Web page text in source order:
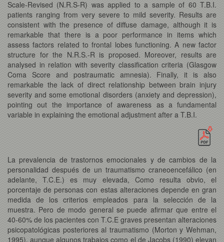
Scale-Revised (N.R.S-R) was applied to a sample of 60 T.B.I.
patients ranging from very severe to mild severity. Results are
consistent with the presence of diffuse damage, although it is
remarkable that there is a poor performance in items which
assess factors related to frontal lobes functioning. A new factor
structure for the N.R.S.-R is proposed. Moreover, results are
analysed in relation with severity classification criteria (Glasgow
Coma Score and postraumatic amnesia). Finally, it is also
remarkable the lack of direct relationship between brain injury
severity and some emotional disorders (anxiety and depression),
pointing out the importance of awareness as a fundamental
variable in explaining the emotional adjustment after a T.B.I.
La prevalencia de trastornos emocionales y de cambios de la
personalidad después de un traumatismo craneoencefálico (en
adelante, T.C.E.) es muy elevada, Como resulta obvio, el
porcentaje de personas con estas alteraciones depende en gran
medida de los criterios empleados para la selección de la
muestra. Pero de modo general se puede afirmar que entre el
40-60% de los pacientes con T.C.E graves presentan alteraciones
psicopatológicas posteriores al traumatismo (Morton y Wehman,
1995), aunque algunos trabajos como el de Jacobs (1990) elevan